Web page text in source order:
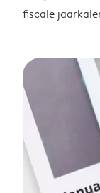
fiscale